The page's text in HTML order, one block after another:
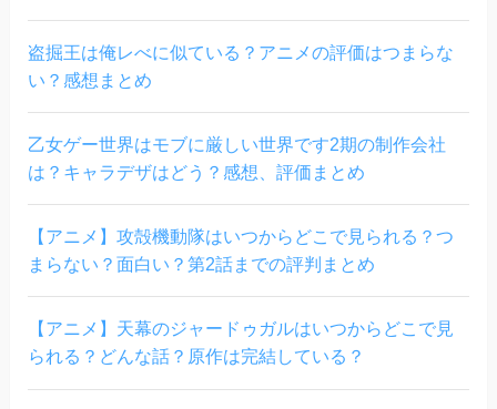
盗掘王は俺レべに似ている？アニメの評価はつまらな
い？感想まとめ
乙女ゲー世界はモブに厳しい世界です2期の制作会社
は？キャラデザはどう？感想、評価まとめ
【アニメ】攻殻機動隊はいつからどこで見られる？つ
まらない？面白い？第2話までの評判まとめ
【アニメ】天幕のジャードゥガルはいつからどこで見
られる？どんな話？原作は完結している？